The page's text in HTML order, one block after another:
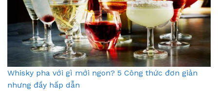
Whisky pha với gì mới ngon? 5 Công thức đơn giản
nhưng đầy hấp dẫn